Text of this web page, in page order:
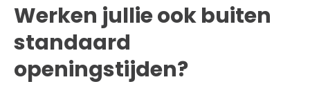
Werken jullie ook buiten
standaard
openingstijden?